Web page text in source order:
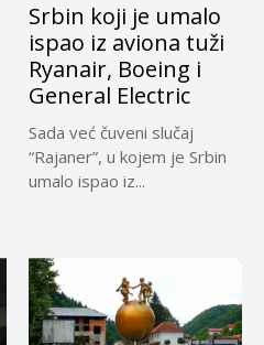
Srbin koji je umalo
ispao iz aviona tuži
Ryanair, Boeing i
General Electric
Sada već čuveni slučaj
“Rajaner”, u kojem je Srbin
umalo ispao iz...